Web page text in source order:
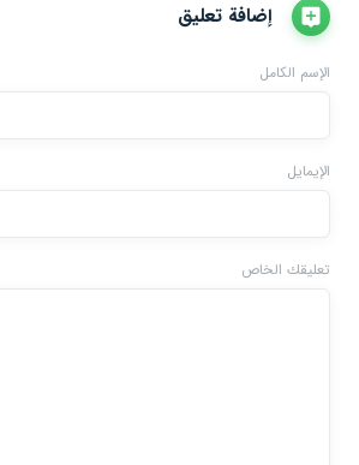
إضافة تعليق
الإسم الكامل
الإيمايل
تعليقك الخاص